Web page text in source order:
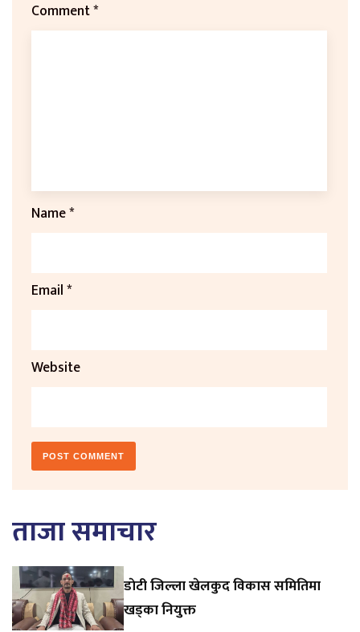
Comment*
Name*
Email*
Website
ताजा समाचार
डाेटी जिल्ला खेलकुद विकास समितिमा
खड्का नियुक्त